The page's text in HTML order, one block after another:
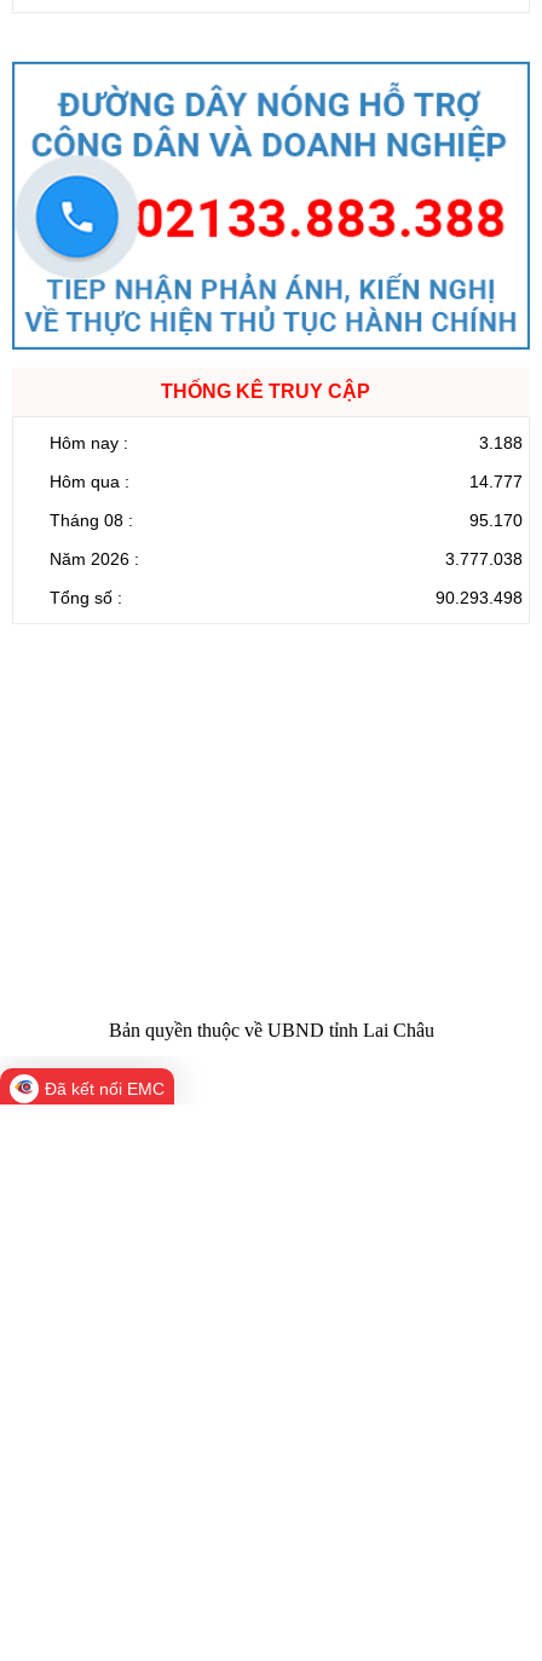
THỐNG KÊ TRUY CẬP
Hôm nay :
3.188
Hôm qua :
14.777
Tháng 08 :
95.170
Năm 2026 :
3.777.038
Tổng số :
90.293.498
Bản quyền thuộc về UBND tỉnh Lai Châu
Đã kết nối EMC